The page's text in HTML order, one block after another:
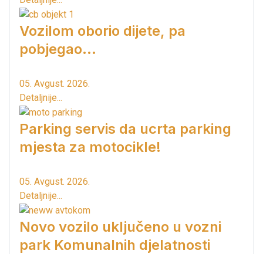
Vozilom oborio dijete, pa
pobjegao...
05. Avgust. 2026.
Detaljnije...
Parking servis da ucrta parking
mjesta za motocikle!
05. Avgust. 2026.
Detaljnije...
Novo vozilo uključeno u vozni
park Komunalnih djelatnosti